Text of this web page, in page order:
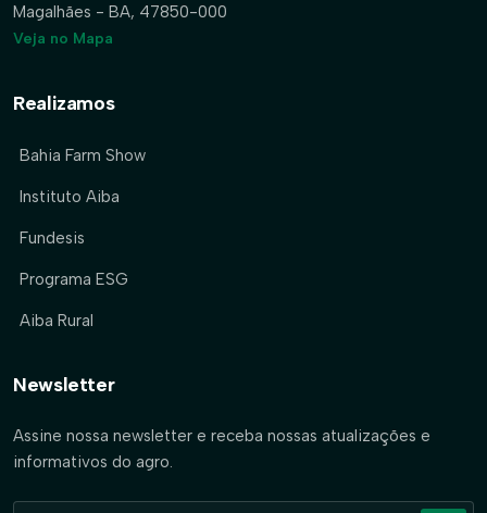
Magalhães - BA, 47850-000
Veja no Mapa
Realizamos
Bahia Farm Show
Instituto Aiba
Fundesis
Programa ESG
Aiba Rural
Newsletter
Assine nossa newsletter e receba nossas atualizações e
informativos do agro.